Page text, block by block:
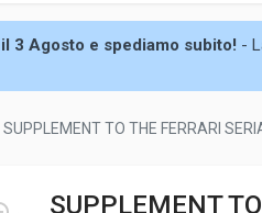
3 Agosto e spediamo subito! -
SUPPLEMENT TO THE FERRARI
SUPPLEMENT